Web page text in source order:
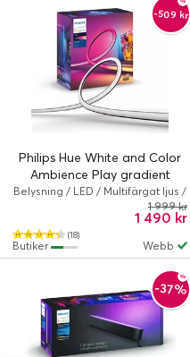
-509 kr
Philips Hue White and Color
Ambience Play gradient
lightstrip för 65" TV
Belysning / LED / Multifärgat ljus /
(18)
1 490 kr
1 999 kr
Webb
Butiker
-37%